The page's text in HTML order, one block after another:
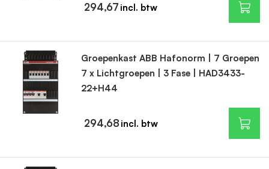
294,67
Groepenkast ABB Hafonorm | 7 Groepen
7 x Lichtgroepen | 3 Fase | HAD3433-
22+H44
294,68